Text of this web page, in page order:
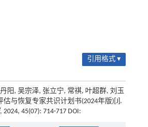
引用格式 ▾
阳, 吴宗泽, 张立宁, 常祺, 叶超群, 刘玉
估与恢复专家共识计划书(2024年版)[J].
, 2024, 45(07): 714-717 DOI: